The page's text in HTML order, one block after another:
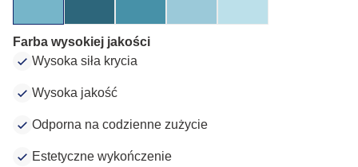
Farba wysokiej jakości
Wysoka siła krycia
Wysoka jakość
Odporna na codzienne zużycie
Estetyczne wykończenie